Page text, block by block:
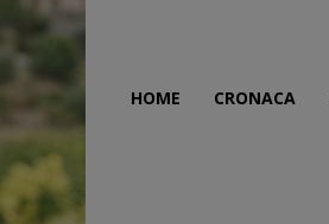
HOME CRONACA